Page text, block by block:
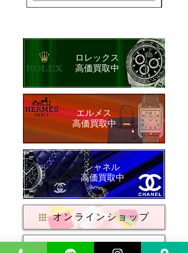
ロレックス
​高価買取中
​エルメス
​高価買取中
シャネル
​高価買取中
オンラインショップ
店舗情報をみる